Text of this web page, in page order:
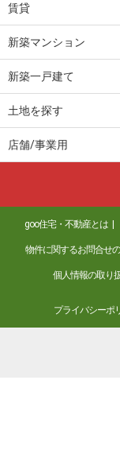
賃貸
新築マンション
新築一戸建て
土地を探す
店舗/事業用
goo住宅・不動産とは
物件に関するお問合せ
個人情報の取り
プライバシーポ